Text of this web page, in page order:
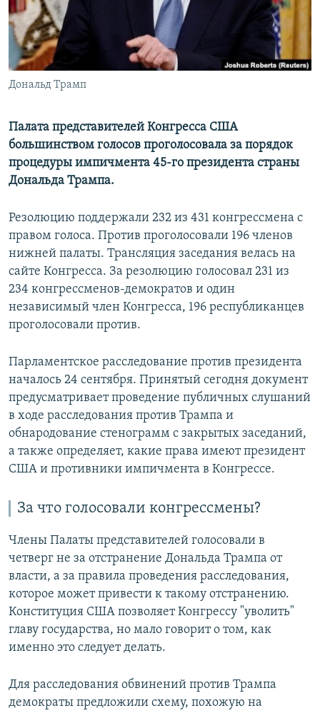
Հայերեն
English
Русский
Дональд Трамп
Палата представителей Конгресса США
большинством голосов проголосовала за порядок
процедуры импичмента 45-го президента страны
Дональда Трампа.
Резолюцию поддержали 232 из 431 конгрессмена с
правом голоса. Против проголосовали 196 членов
нижней палаты. Трансляция заседания велась на
сайте Конгресса. За резолюцию голосовал 231 из
234 конгрессменов-демократов и один
независимый член Конгресса, 196 республиканцев
проголосовали против.
Парламентское расследование против президента
началось 24 сентября. Принятый сегодня документ
предусматривает проведение публичных слушаний
в ходе расследования против Трампа и
обнародование стенограмм с закрытых заседаний,
а также определяет, какие права имеют президент
США и противники импичмента в Конгрессе.
За что голосовали конгрессмены?
Члены Палаты представителей голосовали в
четверг не за отстранение Дональда Трампа от
власти, а за правила проведения расследования,
которое может привести к такому отстранению.
Конституция США позволяет Конгрессу "уволить"
главу государства, но мало говорит о том, как
именно это следует делать.
Для расследования обвинений против Трампа
демократы предложили схему, похожую на